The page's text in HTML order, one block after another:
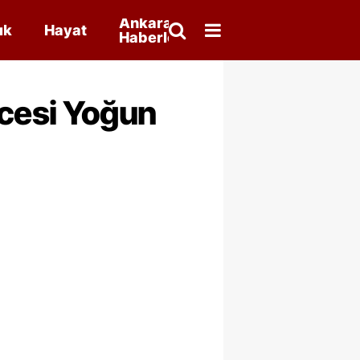
Hayat
Ankara
Haberleri
Yoğun